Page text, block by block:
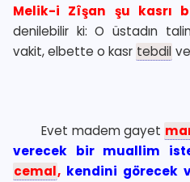
Melik-i Zîşan şu kasrı
denilebilir ki: O üstadın
vakit, elbette o kasr tebdil
Evet madem gayet
verecek bir muallim
cemal, kendini görecek